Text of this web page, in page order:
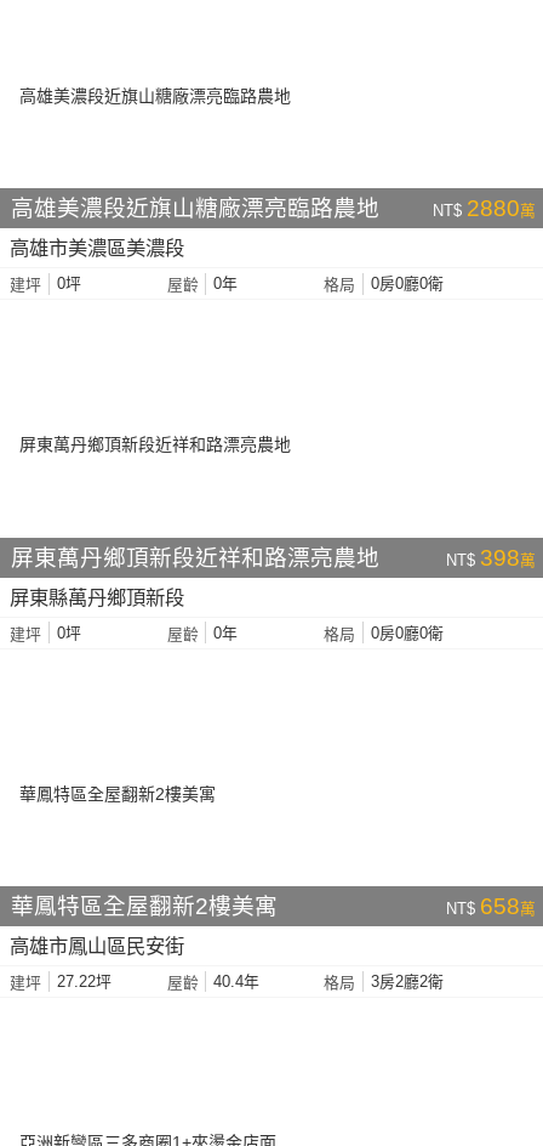
高雄美濃段近旗山糖廠漂亮臨路農地 NT$ 2880萬
高雄市美濃區美濃段
建坪 0坪 屋齡 0年 格局 0房0廳0衛
屏東萬丹鄉頂新段近祥和路漂亮農地 NT$ 398萬
屏東縣萬丹鄉頂新段
建坪 0坪 屋齡 0年 格局 0房0廳0衛
華鳳特區全屋翻新2樓美寓 NT$ 658萬
高雄市鳳山區民安街
建坪 27.22坪 屋齡 40.4年 格局 3房2廳2衛